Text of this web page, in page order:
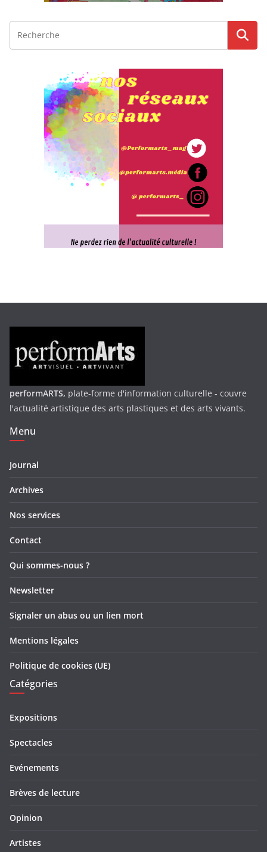
performARTS, plate-forme d'information culturelle - couvre
l'actualité artistique des arts plastiques et des arts vivants.
Menu
Journal
Archives
Nos services
Contact
Qui sommes-nous ?
Newsletter
Signaler un abus ou un lien mort
Mentions légales
Politique de cookies (UE)
Catégories
Expositions
Spectacles
Evénements
Brèves de lecture
Opinion
Artistes